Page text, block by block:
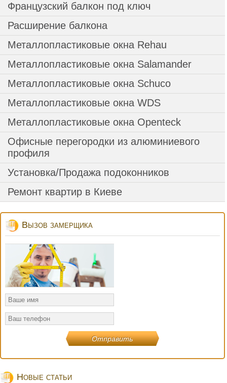
Французский балкон под ключ
Расширение балкона
Металлопластиковые окна Rehau
Металлопластиковые окна Salamander
Металлопластиковые окна Schuco
Металлопластиковые окна WDS
Металлопластиковые окна Оpenteck
Офисные перегородки из алюминиевого
профиля
Установка/Продажа подоконников
Ремонт квартир в Киеве
Вызов замерщика
Новые статьи